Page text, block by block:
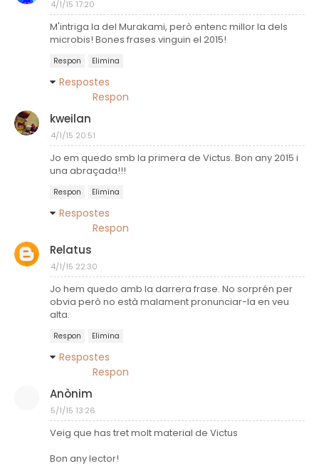
4/1/15 17:20
M'intriga la del Murakami, però entenc millor la dels
microbis! Bones frases vinguin el 2015!
Respon Elimina
Respostes
Respon
kweilan
4/1/15 20:51
Jo em quedo smb la primera de Victus. Bon any 2015 i
una abraçada!!!
Respon Elimina
Respostes
Respon
Relatus
4/1/15 22:30
Jo hem quedo amb la darrera frase. No sorprén per
obvia però no està malament pronunciar-la en veu
alta.
Respon Elimina
Respostes
Respon
Anònim
5/1/15 13:26
Veig que has tret molt material de Victus
Bon any lector!